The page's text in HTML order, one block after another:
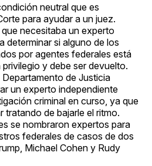
neutral que es
para ayudar a un juez.
necesitaba un experto
determinar si alguno de los
por agentes federales está
y debe ser devuelto.
de Justicia
un experto independiente
criminal en curso, ya que
tratando de bajarle el ritmo.
se nombraron expertos para
federales de casos de dos
Michael Cohen y Rudy